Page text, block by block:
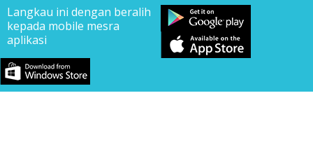
Langkau ini dengan beralih
kepada mobile mesra
aplikasi